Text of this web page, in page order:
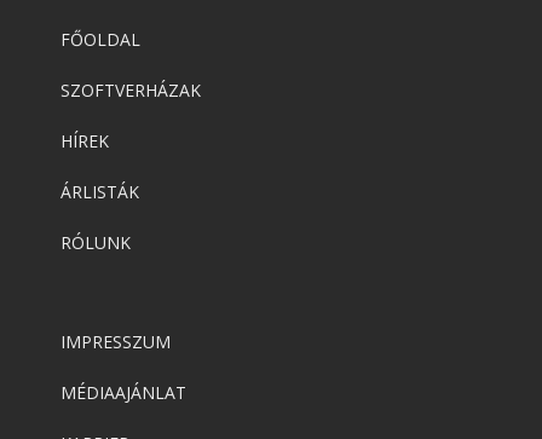
FŐOLDAL
SZOFTVERHÁZAK
HÍREK
ÁRLISTÁK
RÓLUNK
IMPRESSZUM
MÉDIAAJÁNLAT